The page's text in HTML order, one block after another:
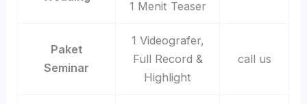
1 Menit Teaser
Paket
Seminar
1 Videografer,
Full Record &
Highlight
call us